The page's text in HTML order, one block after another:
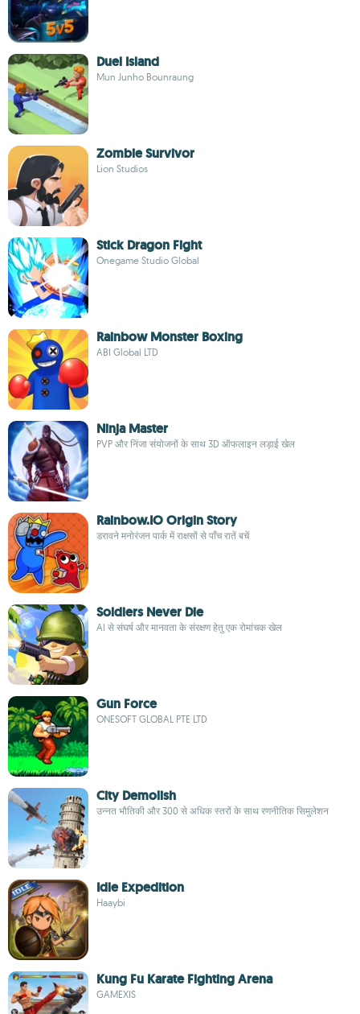
Duel Island
Mun Junho Bounraung
Zombie Survivor
Lion Studios
Stick Dragon Fight
Onegame Studio Global
Rainbow Monster Boxing
ABI Global LTD
Ninja Master
PVP और निंजा संयोजनों के साथ 3D ऑफलाइन लड़ाई खेल
Rainbow.IO Origin Story
डरावने मनोरंजन पार्क में राक्षसों से पाँच रातें बचें
Soldiers Never Die
AI से संघर्ष और मानवता के संरक्षण हेतु एक रोमांचक खेल
Gun Force
ONESOFT GLOBAL PTE LTD
City Demolish
उन्नत भौतिकी और 300 से अधिक स्तरों के साथ रणनीतिक सिमुलेशन
Idle Expedition
Haaybi
Kung Fu Karate Fighting Arena
GAMEXIS